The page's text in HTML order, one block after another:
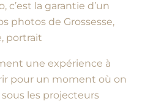
c’est la garantie d’un
photos de Grossesse,
portrait
une expérience à
pour un moment où on
les projecteurs